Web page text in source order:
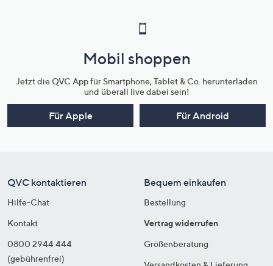
Mobil shoppen
Jetzt die QVC App für Smartphone, Tablet & Co. herunterladen
und überall live dabei sein!
Für Apple Für Android
QVC kontaktieren
Hilfe-Chat
Kontakt
0800 2944 444
(gebührenfrei)
Bequem einkaufen
Bestellung
Vertrag widerrufen
Größenberatung